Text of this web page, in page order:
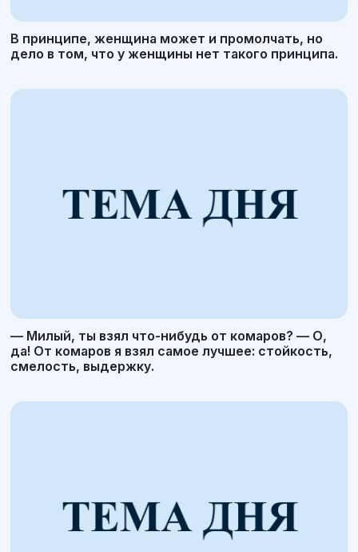
В принципе, женщина может и промолчать, но
дело в том, что у женщины нет такого принципа.
— Милый, ты взял что-нибудь от комаров? — О,
да! От комаров я взял самое лучшее: стойкость,
смелость, выдержку.